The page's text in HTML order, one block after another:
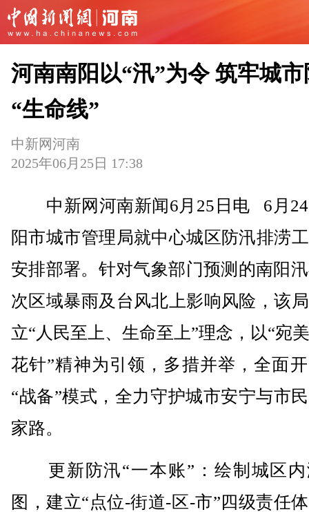
河南南阳以“汛”为令 筑牢城
“生命线”
中新网河南
2025年06月25日 17:38
中新网河南新闻6月25日电 6月24
阳市城市管理局就中心城区防汛排涝
安排部署。针对气象部门预测的南阳
次区域暴雨及台风北上影响风险，该
立“人民至上、生命至上”理念，以“宛
花针”精神为引领，多措并举，全面
“战备”模式，全力守护城市安宁与市
家路。
更新防汛“一本账”：绘制城区内
图，建立“点位-街道-区-市”四级责任